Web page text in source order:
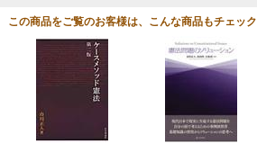
この商品をご覧のお客様は、こんな商品もチェック